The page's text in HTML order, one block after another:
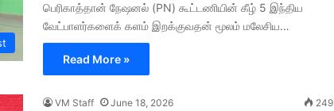
பெரிகாத்தான் நேஷனல் (PN) கூட்டணியின் கீழ் 5 இந்திய
வேட்பாளர்களைக் களம் இறக்குவதன் மூலம் மலேசிய…
Read More »
VM Staff June 18, 2026 249